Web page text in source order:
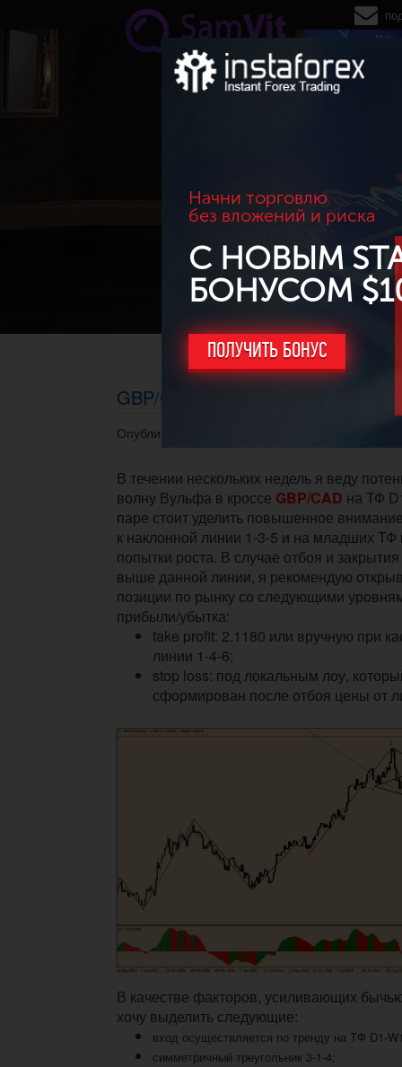
Перейти к основному содержанию
Начни торговлю
без вложений и риска
С НОВЫМ
БОНУСОМ
ПОЛУЧИТЬ БОНУС
GBP/CAD. D1, 06.10.2015г. -
Опубликовано 06.10.2015 в 09:36.
В течении нескольких недель я веду
волну Вульфа в кроссе GBP/CAD на ТФ
паре стоит уделить повышенное
к наклонной линии 1-3-5 и на младших ТФ
попытки роста. В случае отбоя и
выше данной линии, я рекомендую
позиции по рынку со следующими
прибыли/убытка:
take profit: 2.1180 или вручную при
линии 1-4-6;
stop loss: под локальным лоу,
сформирован после отбоя цены от
В качестве факторов, усиливающих
хочу выделить следующие:
вход осуществляется по тренду на ТФ D1-
симметричный треугольник 3-1-4;